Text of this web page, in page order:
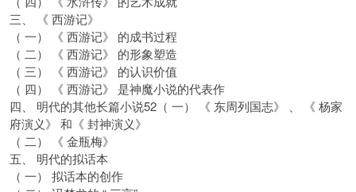
三、 《 西游记》
（ 一） 《 西游记》 的成书过程
（ 二） 《 西游记》 的形象塑造
（ 三） 《 西游记》 的认识价值
（ 四） 《 西游记》 是神魔小说的代表作
四、 明代的其他长篇小说52（ 一） 《 东周列国志》 、 《 杨家
府演义》 和《 封神演义》
（ 二） 《 金瓶梅》
五、 明代的拟话本
（ 一） 拟话本的创作